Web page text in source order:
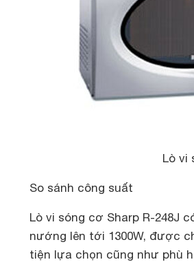
Lò vi
So sánh công suất
Lò vi sóng cơ Sharp R-248J
nướng lên tới 1300W, được
tiện lựa chọn cũng như phù